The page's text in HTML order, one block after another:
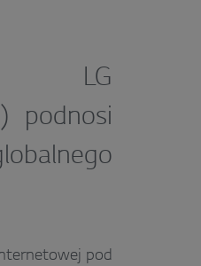
LG
podnosi
pod